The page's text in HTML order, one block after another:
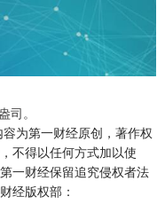
。
为第一财经原创，著作权
不得以任何方式加以使
一财经保留追究侵权者法
经版权部：